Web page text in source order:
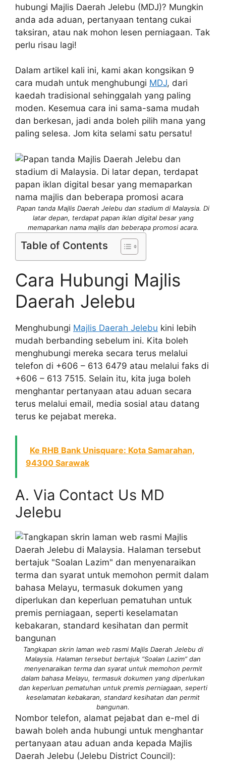
hubungi Majlis Daerah Jelebu (MDJ)? Mungkin
anda ada aduan, pertanyaan tentang cukai
taksiran, atau nak mohon lesen perniagaan. Tak
perlu risau lagi!
Dalam artikel kali ini, kami akan kongsikan 9
cara mudah untuk menghubungi MDJ, dari
kaedah tradisional sehinggalah yang paling
moden. Kesemua cara ini sama-sama mudah
dan berkesan, jadi anda boleh pilih mana yang
paling selesa. Jom kita selami satu persatu!
Papan tanda Majlis Daerah Jelebu dan stadium di Malaysia. Di
latar depan, terdapat papan iklan digital besar yang
memaparkan nama majlis dan beberapa promosi acara.
Table of Contents
Cara Hubungi Majlis
Daerah Jelebu
Menghubungi Majlis Daerah Jelebu kini lebih
mudah berbanding sebelum ini. Kita boleh
menghubungi mereka secara terus melalui
telefon di +606 – 613 6479 atau melalui faks di
+606 – 613 7515. Selain itu, kita juga boleh
menghantar pertanyaan atau aduan secara
terus melalui email, media sosial atau datang
terus ke pejabat mereka.
Ke RHB Bank Unisquare: Kota Samarahan,
94300 Sarawak
A. Via Contact Us MD
Jelebu
Tangkapan skrin laman web rasmi Majlis Daerah Jelebu di
Malaysia. Halaman tersebut bertajuk “Soalan Lazim” dan
menyenaraikan terma dan syarat untuk memohon permit
dalam bahasa Melayu, termasuk dokumen yang diperlukan
dan keperluan pematuhan untuk premis perniagaan, seperti
keselamatan kebakaran, standard kesihatan dan permit
bangunan.
Nombor telefon, alamat pejabat dan e-mel di
bawah boleh anda hubungi untuk menghantar
pertanyaan atau aduan anda kepada Majlis
Daerah Jelebu (Jelebu District Council):